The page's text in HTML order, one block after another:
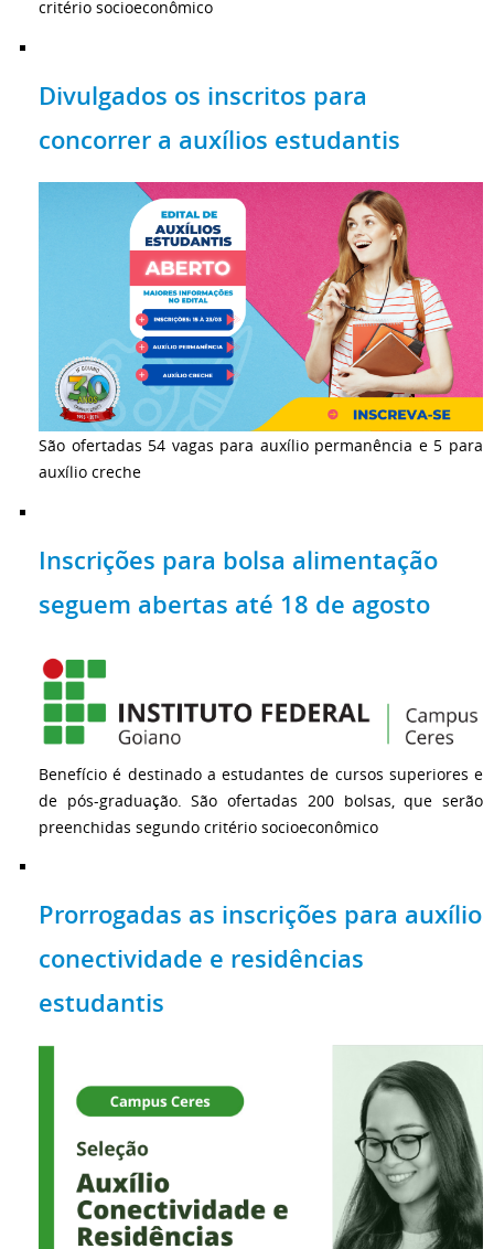
critério socioeconômico
Divulgados os inscritos para
concorrer a auxílios estudantis
São ofertadas 54 vagas para auxílio permanência e 5 para
auxílio creche
Inscrições para bolsa alimentação
seguem abertas até 18 de agosto
Benefício é destinado a estudantes de cursos superiores e
de pós-graduação. São ofertadas 200 bolsas, que serão
preenchidas segundo critério socioeconômico
Prorrogadas as inscrições para auxílio
conectividade e residências
estudantis